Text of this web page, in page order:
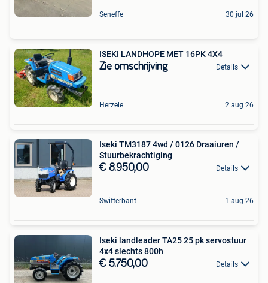
Seneffe 30 jul 26
ISEKI LANDHOPE MET 16PK 4X4
Zie omschrijving Details
Herzele 2 aug 26
Iseki TM3187 4wd / 0126 Draaiuren /
Stuurbekrachtiging
€ 8.950,00 Details
Swifterbant 1 aug 26
Iseki landleader TA25 25 pk servostuur
4x4 slechts 800h
€ 5.750,00 Details